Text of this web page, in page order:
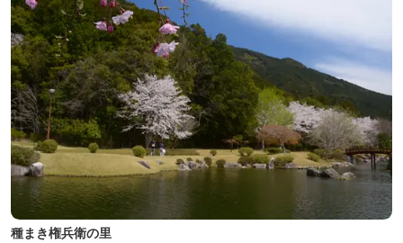
種まき権兵衛の里